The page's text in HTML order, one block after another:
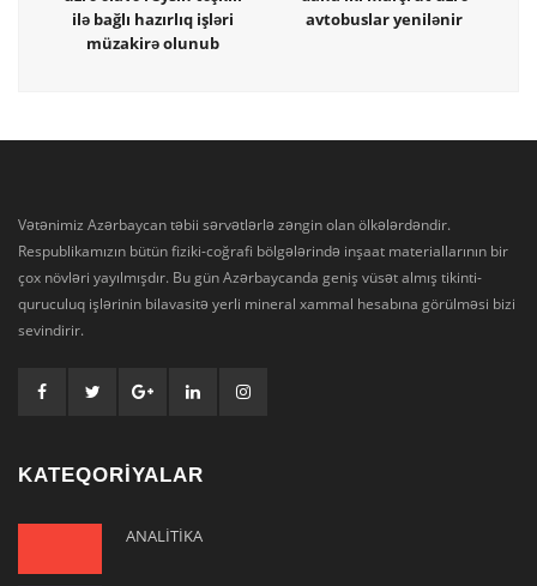
ilə bağlı hazırlıq işləri
müzakirə olunub
avtobuslar yenilənir
Vətənimiz Azərbaycan təbii sərvətlərlə zəngin olan ölkələrdəndir.
Respublikamızın bütün fiziki-coğrafi bölgələrində inşaat materiallarının bir
çox növləri yayılmışdır. Bu gün Azərbaycanda geniş vüsət almış tikinti-
quruculuq işlərinin bilavasitə yerli mineral xammal hesabına görülməsi bizi
sevindirir.
KATEQORİYALAR
ANALİTİKA